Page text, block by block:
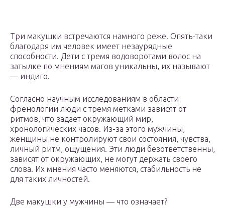
Три макушки встречаются намного реже. Опять-таки
благодаря им человек имеет незаурядные
способности. Дети с тремя водоворотами волос на
затылке по мнениям магов уникальны, их называют
— индиго.
Согласно научным исследованиям в области
френологии люди с тремя метками зависят от
ритмов, что задает окружающий мир,
хронологических часов. Из-за этого мужчины,
женщины не контролируют свои состояния, чувства,
личный ритм, ощущения. Эти люди безответственны,
зависят от окружающих, не могут держать своего
слова. Их мнения часто меняются, стабильность не
для таких личностей.
Две макушки у мужчины — что означает?